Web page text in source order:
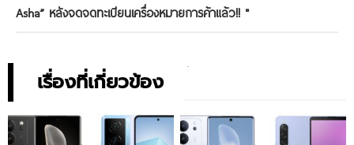
Asha” หลังจดจดทะเบียนเครื่องหมายการค้าแล้ว!! "
เรื่องที่เกี่ยวข้อง